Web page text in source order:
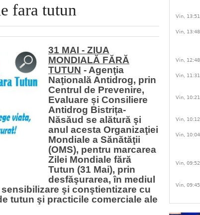
fara tutun
31 MAI - ZIUA
MONDIALĂ FĂRĂ
TUTUN - Agenţia
Naţională Antidrog, prin
Centrul de Prevenire,
Evaluare și Consiliere
Antidrog Bistrița-
Năsăud se alătură şi
anul acesta Organizaţiei
Mondiale a Sănătăţii
(OMS), pentru marcarea
Zilei Mondiale fără
Tutun (31 Mai), prin
desfăşurarea, în mediul
şi conştientizare cu
tutun şi practicile comerciale ale
Vin, 13:51
Vin, 13:48
Vin, 12:48
Vin, 11:31
Vin, 10:21
Vin, 10:12
Vin, 10:04
Vin, 09:52
Vin, 09:45